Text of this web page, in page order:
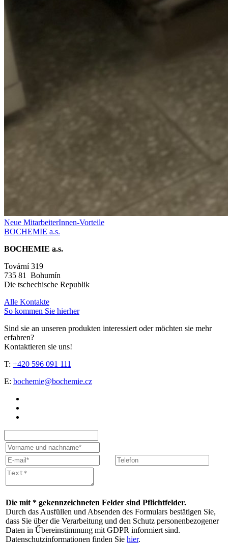
Neue MitarbeiterInnen-Vorteile
BOCHEMIE a.s.
BOCHEMIE a.s.
Tovární 319
735 81 Bohumín
Die tschechische Republik
Alle Kontakte
So kommen Sie hierher
Sind sie an unseren produkten interessiert oder möchten sie mehr
erfahren?
Kontaktieren sie uns!
T: +420 596 091 111
E: bochemie@bochemie.cz
Die mit * gekennzeichneten Felder sind Pflichtfelder.
Durch das Ausfüllen und Absenden des Formulars bestätigen Sie,
dass Sie über die Verarbeitung und den Schutz personenbezogener
Daten in Űbereinstimmung mit GDPR informiert sind.
Datenschutzinformationen finden Sie hier.